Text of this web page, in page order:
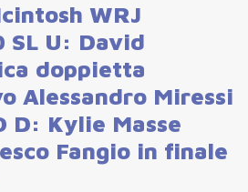
WRJ
SL U: David
doppietta
Alessandro Miressi
D: Kylie Masse
Fangio in finale